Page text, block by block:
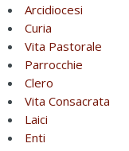
Arcidiocesi
Curia
Vita Pastorale
Parrocchie
Clero
Vita Consacrata
Laici
Enti